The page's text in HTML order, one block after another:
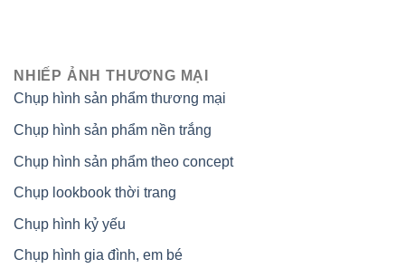
NHIẾP ẢNH THƯƠNG MẠI
Chụp hình sản phẩm thương mại
Chụp hình sản phẩm nền trắng
Chụp hình sản phẩm theo concept
Chụp lookbook thời trang
Chụp hình kỷ yếu
Chụp hình gia đình, em bé